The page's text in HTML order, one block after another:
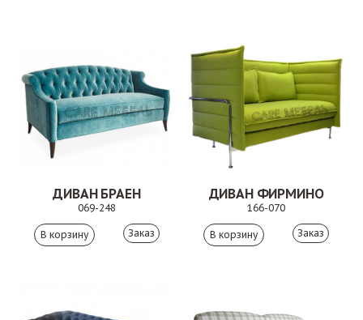
ДИВАН БРАЕН
069-248
Заказ
ДИВАН ФИРМИНО
166-070
Заказ